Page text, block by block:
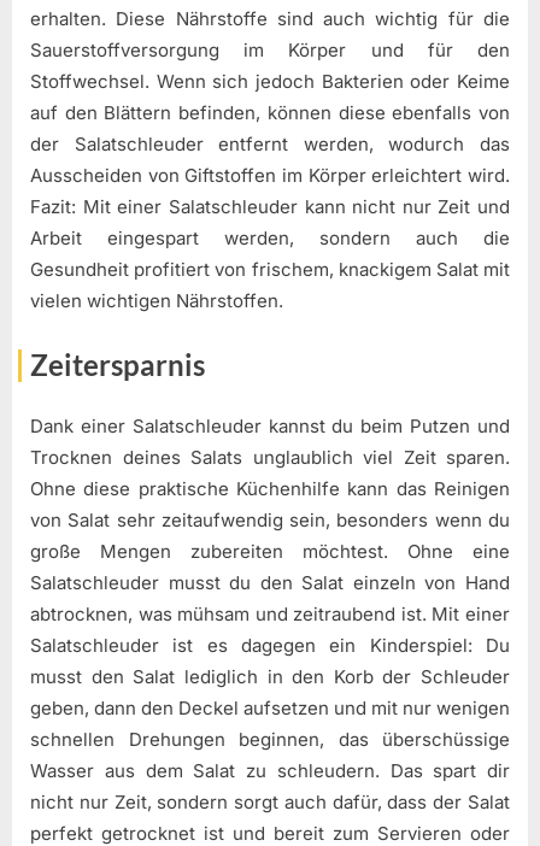
erhalten. Diese Nährstoffe sind auch wichtig für die
Sauerstoffversorgung im Körper und für den
Stoffwechsel. Wenn sich jedoch Bakterien oder Keime
auf den Blättern befinden, können diese ebenfalls von
der Salatschleuder entfernt werden, wodurch das
Ausscheiden von Giftstoffen im Körper erleichtert wird.
Fazit: Mit einer Salatschleuder kann nicht nur Zeit und
Arbeit eingespart werden, sondern auch die
Gesundheit profitiert von frischem, knackigem Salat mit
vielen wichtigen Nährstoffen.
Zeitersparnis
Dank einer Salatschleuder kannst du beim Putzen und
Trocknen deines Salats unglaublich viel Zeit sparen.
Ohne diese praktische Küchenhilfe kann das Reinigen
von Salat sehr zeitaufwendig sein, besonders wenn du
große Mengen zubereiten möchtest. Ohne eine
Salatschleuder musst du den Salat einzeln von Hand
abtrocknen, was mühsam und zeitraubend ist. Mit einer
Salatschleuder ist es dagegen ein Kinderspiel: Du
musst den Salat lediglich in den Korb der Schleuder
geben, dann den Deckel aufsetzen und mit nur wenigen
schnellen Drehungen beginnen, das überschüssige
Wasser aus dem Salat zu schleudern. Das spart dir
nicht nur Zeit, sondern sorgt auch dafür, dass der Salat
perfekt getrocknet ist und bereit zum Servieren oder